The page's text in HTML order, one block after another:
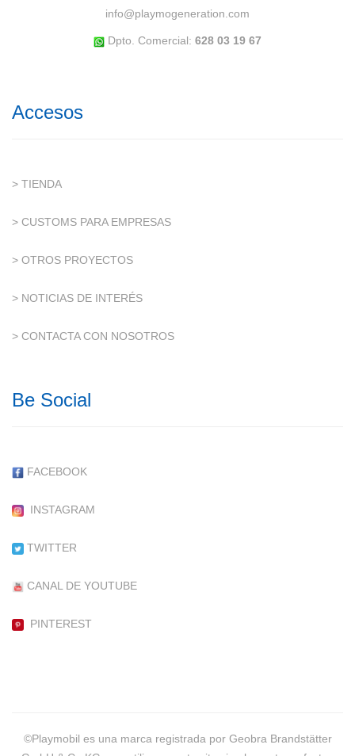
info@playmogeneration.com
Dpto. Comercial: 628 03 19 67
Accesos
> TIENDA
> CUSTOMS PARA EMPRESAS
> OTROS PROYECTOS
> NOTICIAS DE INTERÉS
> CONTACTA CON NOSOTROS
Be Social
FACEBOOK
INSTAGRAM
TWITTER
CANAL DE YOUTUBE
PINTEREST
©Playmobil es una marca registrada por Geobra Brandstätter